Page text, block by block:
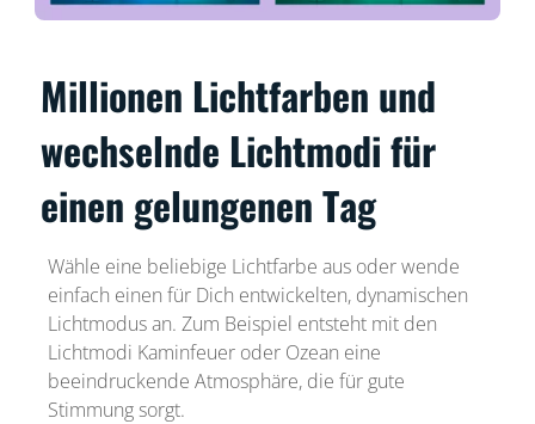
Millionen Lichtfarben und
wechselnde Lichtmodi für
einen gelungenen Tag
Wähle eine beliebige Lichtfarbe aus oder wende
einfach einen für Dich entwickelten, dynamischen
Lichtmodus an. Zum Beispiel entsteht mit den
Lichtmodi Kaminfeuer oder Ozean eine
beeindruckende Atmosphäre, die für gute
Stimmung sorgt.